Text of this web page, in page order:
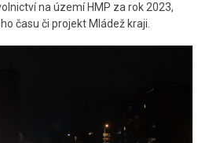
na území HMP za rok 2023,
času či projekt Mládež kraji.